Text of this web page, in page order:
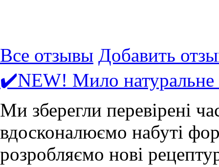
Все отзывы Добавить
✔️NEW! Мило
Ми зберегли перевірені
вдосконалюємо набуті
розробляємо нові